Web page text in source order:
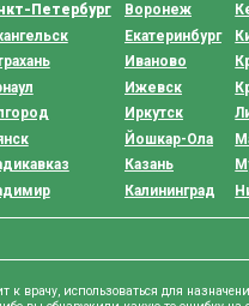
Петербург
Воронеж
Екатеринбург
Иваново
Ижевск
Иркутск
Йошкар-Ола
Казань
Калининград
врачу, использоваться для